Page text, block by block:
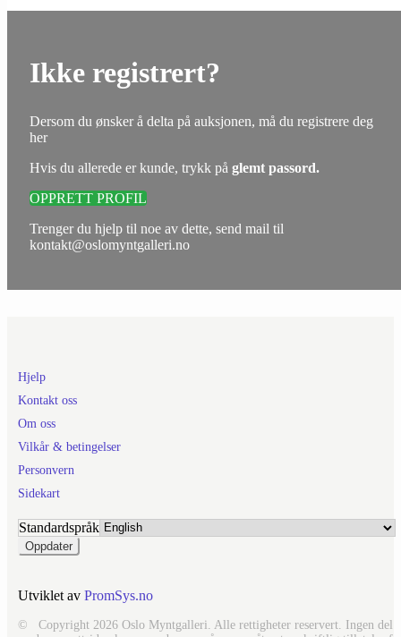
Ikke registrert?
Dersom du ønsker å delta på auksjonen, må du registrere deg
her
Hvis du allerede er kunde, trykk på glemt passord.
OPPRETT PROFIL
Trenger du hjelp til noe av dette, send mail til
kontakt@oslomyntgalleri.no
Hjelp
Kontakt oss
Om oss
Vilkår & betingelser
Personvern
Sidekart
Standardspråk
Utviklet av PromSys.no
© Copyright 2026 Oslo Myntgalleri. Alle rettigheter reservert. Ingen del